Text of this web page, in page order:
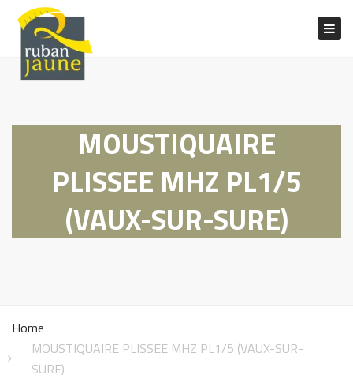
MOUSTIQUAIRE
PLISSEE MHZ PL1/5
(VAUX-SUR-SURE)
Home
MOUSTIQUAIRE PLISSEE MHZ PL1/5 (VAUX-SUR-
SURE)